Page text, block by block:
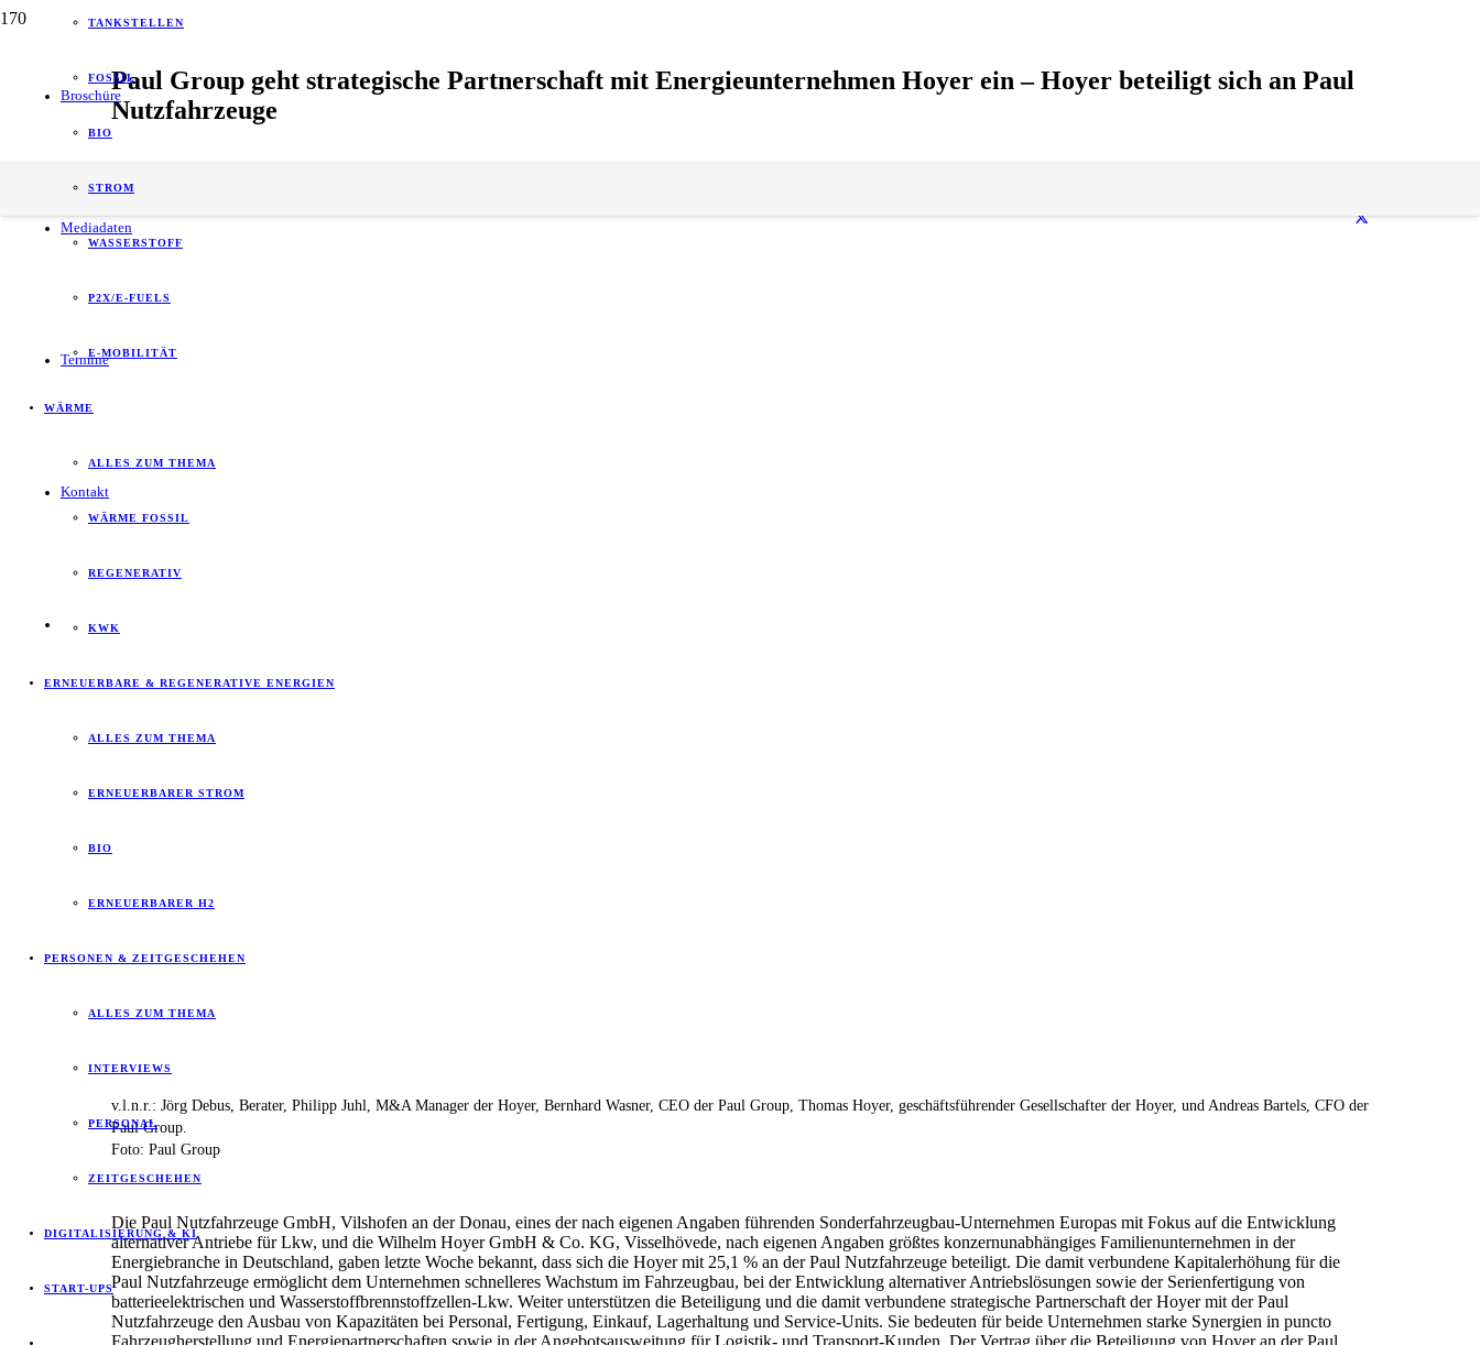
Broschüre
Mediadaten
Termine
Kontakt
TANKSTELLEN
FOSSIL
BIO
STROM
WASSERSTOFF
P2X/E-FUELS
E-MOBILITÄT
WÄRME
ALLES ZUM THEMA
WÄRME FOSSIL
REGENERATIV
KWK
ERNEUERBARE & REGENERATIVE ENERGIEN
ALLES ZUM THEMA
ERNEUERBARER STROM
BIO
ERNEUERBARER H2
PERSONEN & ZEITGESCHEHEN
ALLES ZUM THEMA
INTERVIEWS
PERSONAL
ZEITGESCHEHEN
DIGITALISIERUNG & KI
START-UPS
Paul Group geht strategische Partnerschaft mit Energieunternehmen Hoyer ein – Hoyer beteiligt sich an Paul
Nutzfahrzeuge
Gesch. Lesedauer:
v.l.n.r.: Jörg Debus, Berater, Philipp Juhl, M&A Manager der Hoyer, Bernhard Wasner, CEO der Paul Group, Thomas Hoyer, geschäftsführender Gesellschafter der Hoyer, und Andreas Bartels, CFO der
Paul Group.
Foto: Paul Group
Die Paul Nutzfahrzeuge GmbH, Vilshofen an der Donau, eines der nach eigenen Angaben führenden Sonderfahrzeugbau-Unternehmen Europas mit Fokus auf die Entwicklung
alternativer Antriebe für Lkw, und die Wilhelm Hoyer GmbH & Co. KG, Visselhövede, nach eigenen Angaben größtes konzernunabhängiges Familienunternehmen in der
Energiebranche in Deutschland, gaben letzte Woche bekannt, dass sich die Hoyer mit 25,1 % an der Paul Nutzfahrzeuge beteiligt. Die damit verbundene Kapitalerhöhung für die
Paul Nutzfahrzeuge ermöglicht dem Unternehmen schnelleres Wachstum im Fahrzeugbau, bei der Entwicklung alternativer Antriebslösungen sowie der Serienfertigung von
batterieelektrischen und Wasserstoffbrennstoffzellen-Lkw. Weiter unterstützen die Beteiligung und die damit verbundene strategische Partnerschaft der Hoyer mit der Paul
Nutzfahrzeuge den Ausbau von Kapazitäten bei Personal, Fertigung, Einkauf, Lagerhaltung und Service-Units. Sie bedeuten für beide Unternehmen starke Synergien in puncto
Fahrzeugherstellung und Energiepartnerschaften sowie in der Angebotsausweitung für Logistik- und Transport-Kunden. Der Vertrag über die Beteiligung von Hoyer an der Paul